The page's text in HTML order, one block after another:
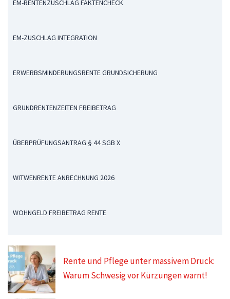
EM-RENTENZUSCHLAG FAKTENCHECK
EM-ZUSCHLAG INTEGRATION
ERWERBSMINDERUNGSRENTE GRUNDSICHERUNG
GRUNDRENTENZEITEN FREIBETRAG
ÜBERPRÜFUNGSANTRAG § 44 SGB X
WITWENRENTE ANRECHNUNG 2026
WOHNGELD FREIBETRAG RENTE
Rente und Pflege unter massivem Druck:
Warum Schwesig vor Kürzungen warnt!